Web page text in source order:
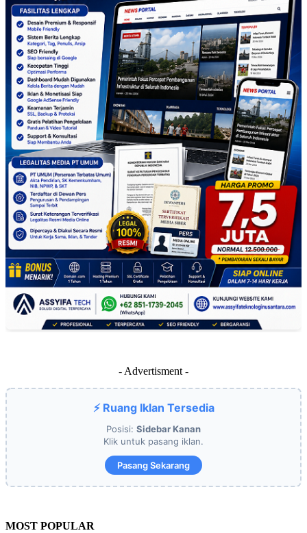
- Advertisment -
⚡ Ruang Iklan Tersedia
Posisi: Sidebar Kanan
Klik untuk pasang iklan.
Pasang Sekarang
MOST POPULAR